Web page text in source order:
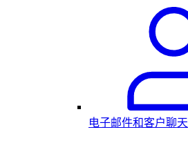
电子邮件和客户聊天